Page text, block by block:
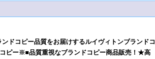
ドコピー品質をお届けするルイヴィトンブランドコ
ピー※■品質重視なブランドコピー商品販売！★高